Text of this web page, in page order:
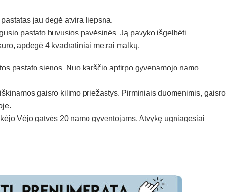
jau degė atvira liepsna.
pastato buvusios pavėsinės. Ją pavyko išgelbėti.
apdegė 4 kvadratiniai metrai malkų.
pastato sienos. Nuo karščio aptirpo gyvenamojo namo
gaisro kilimo priežastys. Pirminiais duomenimis, gaisro
Vėjo gatvės 20 namo gyventojams. Atvykę ugniagesiai